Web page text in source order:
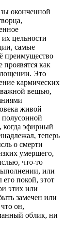
оконченной
цельности
самые
преимущество
проявятся как
Это
кармических
важной вещью,
живой
полусонной
когда эфирный
теперь
о смерти
умершего,
что-то
или
покой, этот
этих или
замечен или
он,
облик, ни